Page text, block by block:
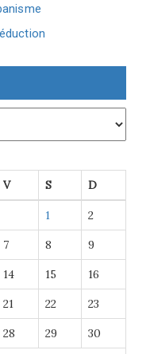
V S D
1 2
7 8 9
14 15 16
21 22 23
28 29 30